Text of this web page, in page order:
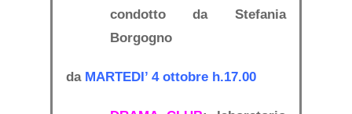
condotto da Stefania
Borgogno
da MARTEDI’ 4 ottobre h.17.00